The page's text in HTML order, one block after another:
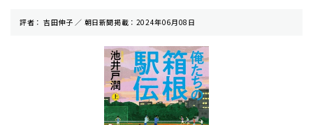
評者： 吉田伸子 ／ 朝⽇新聞掲載：2024年06月08日